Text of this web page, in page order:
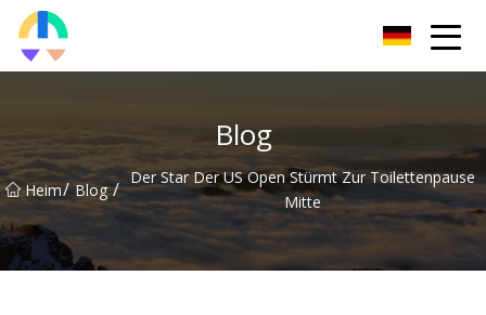
Blog
Heim/ Blog / Der Star Der US Open Stürmt Zur Toilettenpause
Mitte